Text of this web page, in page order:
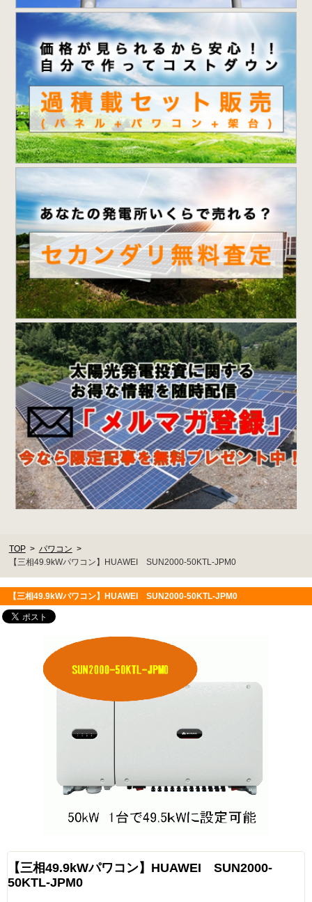
TOP
パワコン
【三相49.9kWパワコン】HUAWEI SUN2000-50KTL-JPM0
【三相49.9kWパワコン】HUAWEI SUN2000-50KTL-JPM0
【三相49.9kWパワコン】HUAWEI SUN2000-
50KTL-JPM0